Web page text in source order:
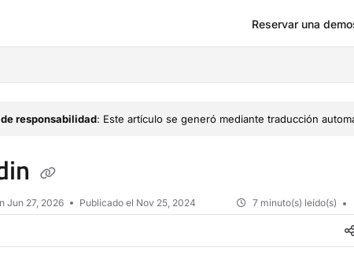
Reservar una
responsabilidad: Este artículo se generó mediante traducción
Jun 27, 2026 Publicado el Nov 25, 2024 7 minuto(s) leído(s)